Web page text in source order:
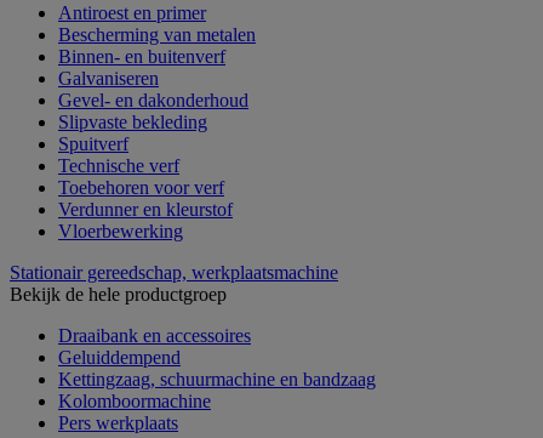
Antiroest en primer
Bescherming van metalen
Binnen- en buitenverf
Galvaniseren
Gevel- en dakonderhoud
Slipvaste bekleding
Spuitverf
Technische verf
Toebehoren voor verf
Verdunner en kleurstof
Vloerbewerking
Stationair gereedschap, werkplaatsmachine
Bekijk de hele productgroep
Draaibank en accessoires
Geluiddempend
Kettingzaag, schuurmachine en bandzaag
Kolomboormachine
Pers werkplaats